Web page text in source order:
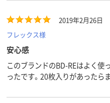
2019年2月26日
フレックス様
安心感
このブランドのBD-REはよく使
ったです。20枚入りがあったら